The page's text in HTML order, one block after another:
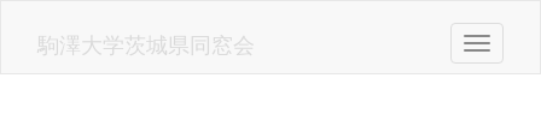
駒澤大学茨城県同窓会 Toggle